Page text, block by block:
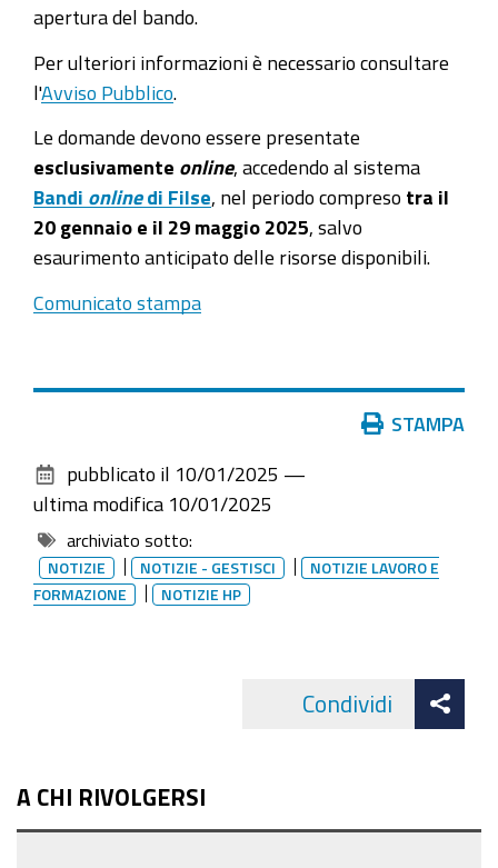
apertura del bando.
Per ulteriori informazioni è necessario consultare
l'Avviso Pubblico
Le domande devono essere presentate
esclusivamente online, accedendo al sistema
Bandi onlinedi Filse , nel periodo compreso tra il
20 gennaio e il 29 maggio 2025 , salvo
esaurimento anticipato delle risorse disponibili.
Comunicato stampa
documento
STAMPA
pubblicato il 10/01/2025 —
ultima modifica 10/01/2025
archiviato sotto:
NOTIZIE NOTIZIE - GESTISCI
NOTIZIE LAVORO E
FORMAZIONE
NOTIZIE HP
Condividi
A CHI RIVOLGERSI